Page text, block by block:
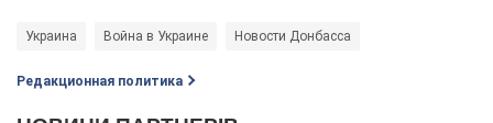
Украина Война в Украине Новости Донбасса
Редакционная политика